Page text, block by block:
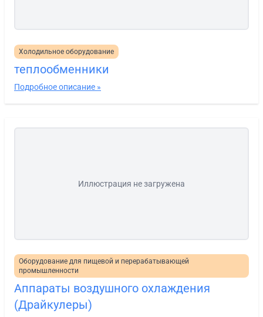
Холодильное оборудование
теплообменники
Подробное описание »
Иллюстрация не загружена
Оборудование для пищевой и перерабатывающей
промышленности
Аппараты воздушного охлаждения
(Драйкулеры)